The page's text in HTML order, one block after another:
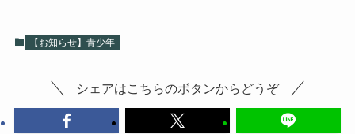
【お知らせ】青少年
シェアはこちらのボタンからどうぞ